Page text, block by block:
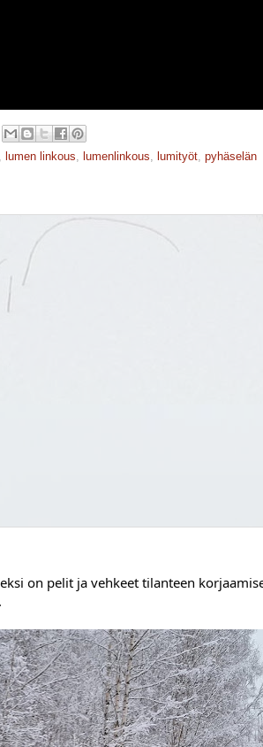
, lumen linkous, lumenlinkous, lumityöt, pyhäselän
on pelit ja vehkeet tilanteen